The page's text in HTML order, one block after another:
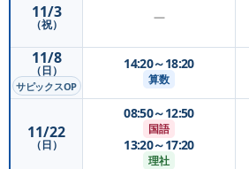
11/3
（祝） —
11/8
（日）
サピックスOP
14:20～18:20
算数
11/22
（日）
08:50～12:50
国語
13:20～17:20
理社